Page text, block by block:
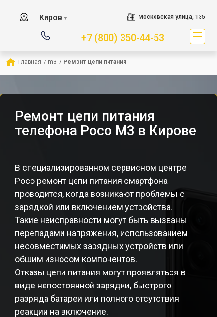
Киров ▼ Московская улица, 135
+7 (800) 350-44-53
Главная / m3 / Ремонт цепи питания
Ремонт цепи питания
телефона Poco M3 в Кирове
В специализированном сервисном центре
Poco ремонт цепи питания смартфона
проводится, когда возникают проблемы с
зарядкой или включением устройства.
Такие неисправности могут быть вызваны
перепадами напряжения, использованием
несовместимых зарядных устройств или
общим износом компонентов.
Отказы цепи питания могут проявляться в
виде непостоянной зарядки, быстрого
разряда батареи или полного отсутствия
реакции на включение.